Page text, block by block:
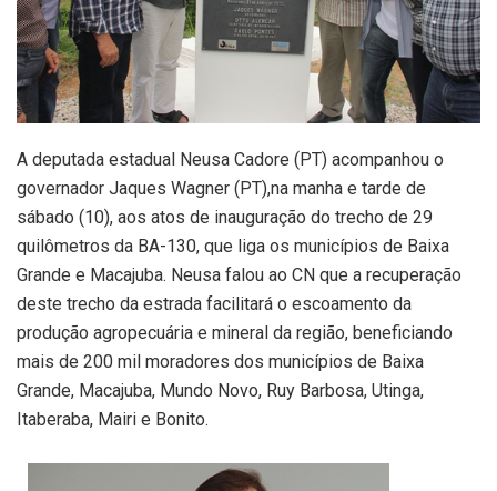
A deputada estadual Neusa Cadore (PT) acompanhou o
governador Jaques Wagner (PT),na manha e tarde de
sábado (10), aos atos de inauguração do trecho de 29
quilômetros da BA-130, que liga os municípios de Baixa
Grande e Macajuba. Neusa falou ao CN que a recuperação
deste trecho da estrada facilitará o escoamento da
produção agropecuária e mineral da região, beneficiando
mais de 200 mil moradores dos municípios de Baixa
Grande, Macajuba, Mundo Novo, Ruy Barbosa, Utinga,
Itaberaba, Mairi e Bonito.